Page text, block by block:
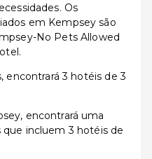
Os
em Kempsey são
No Pets Allowed
encontrará 3 hotéis de 3
encontrará uma
incluem 3 hotéis de